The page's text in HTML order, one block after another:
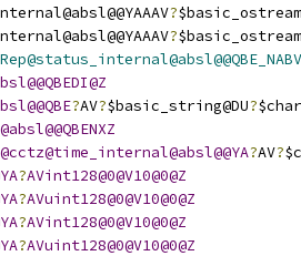
?
?
?AV?$basic_string@DU?
?AV?
?AVint128@0@V10@0@Z
?AVuint128@0@V10@0@Z
?AVint128@0@V10@0@Z
?AVuint128@0@V10@0@Z